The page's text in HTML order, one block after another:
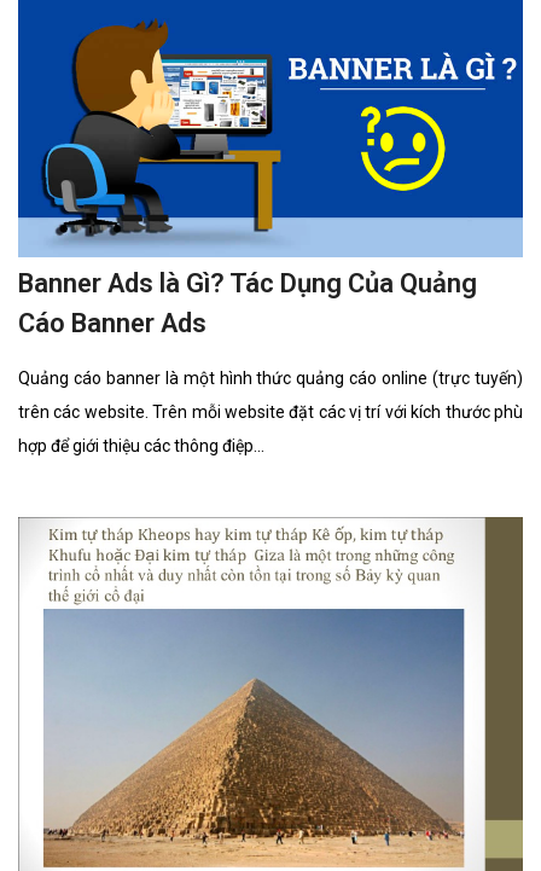
hoặc máy tính của mình đồng thời thông qua Wap bạn cũng có thể
nhận maik và xem các tin tức về lĩnh vực
Banner Ads là Gì? Tác Dụng Của Quảng
Cáo Banner Ads
Quảng cáo banner là một hình thức quảng cáo online (trực tuyến)
trên các website. Trên mỗi website đặt các vị trí với kích thước phù
hợp để giới thiệu các thông điệp...